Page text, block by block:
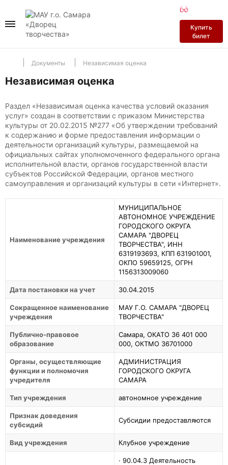
Купить
билет
Документы Независимая оценка
Независимая оценка
Раздел «Независимая оценка качества условий оказания
услуг» создан в соответствии с приказом Министерства
культуры от 20.02.2015 №277 «Об утверждении требований
к содержанию и форме предоставления информации о
деятельности организаций культуры, размещаемой на
официальных сайтах уполномоченного федерального органа
исполнительной власти, органов государственной власти
субъектов Российской Федерации, органов местного
самоуправления и организаций культуры в сети «Интернет».
Наименование учреждения
МУНИЦИПАЛЬНОЕ
АВТОНОМНОЕ УЧРЕЖДЕНИЕ
ГОРОДСКОГО ОКРУГА
САМАРА "ДВОРЕЦ
ТВОРЧЕСТВА", ИНН
6319193693, КПП 631901001,
ОКПО 59659125, ОГРН
1156313009060
Дата постановки на учет 30.04.2015
Сокращенное наименование
учреждения
МАУ Г.О. САМАРА "ДВОРЕЦ
ТВОРЧЕСТВА"
Публично-правовое
образование
Самара, ОКАТО 36 401 000
000, ОКТМО 36701000
Органы, осуществляющие
функции и полномочия
учредителя
АДМИНИСТРАЦИЯ
ГОРОДСКОГО ОКРУГА
САМАРА
Тип учреждения автономное учреждение
Признак доведения
субсидий
Субсидии предоставляются
Вид учреждения Клубное учреждение
· 90.04.3 Деятельность
ДК на
Перейти в
Залы
ДК
Перейти в
Залы
Перейти в
Участникам
Независимая
Антитеррор
Профилактика